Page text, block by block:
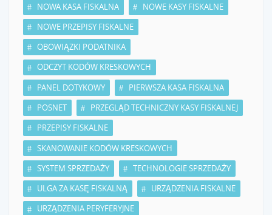
NOWA KASA FISKALNA
NOWE KASY FISKALNE
NOWE PRZEPISY FISKALNE
OBOWIĄZKI PODATNIKA
ODCZYT KODÓW KRESKOWYCH
PANEL DOTYKOWY
PIERWSZA KASA FISKALNA
POSNET
PRZEGLĄD TECHNICZNY KASY FISKALNEJ
PRZEPISY FISKALNE
SKANOWANIE KODÓW KRESKOWYCH
SYSTEM SPRZEDAŻY
TECHNOLOGIE SPRZEDAŻY
ULGA ZA KASĘ FISKALNĄ
URZĄDZENIA FISKALNE
URZĄDZENIA PERYFERYJNE